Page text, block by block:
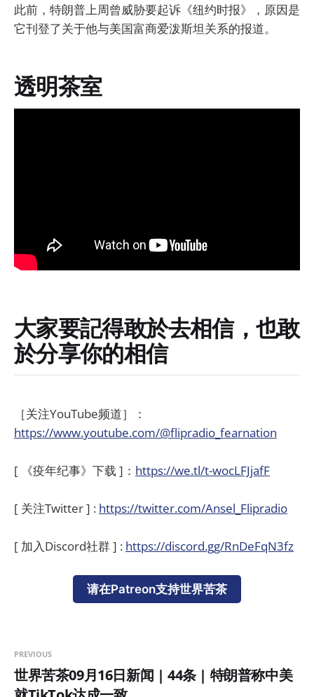
此前，特朗普上周曾威胁要起诉《纽约时报》，原因是
它刊登了关于他与美国富商爱泼斯坦关系的报道。
透明茶室
大家要記得敢於去相信，也敢
於分享你的相信
［关注YouTube频道］：
https://www.youtube.com/@flipradio_fearnation
[ 《疫年纪事》下载 ]： https://we.tl/t-wocLFJjafF
[ 关注Twitter ] : https://twitter.com/Ansel_Flipradio
[ 加入Discord社群 ] : https://discord.gg/RnDeFqN3fz
请在Patreon支持世界苦茶
PREVIOUS
世界苦茶09月16日新闻 | 44条 | 特朗普称中美